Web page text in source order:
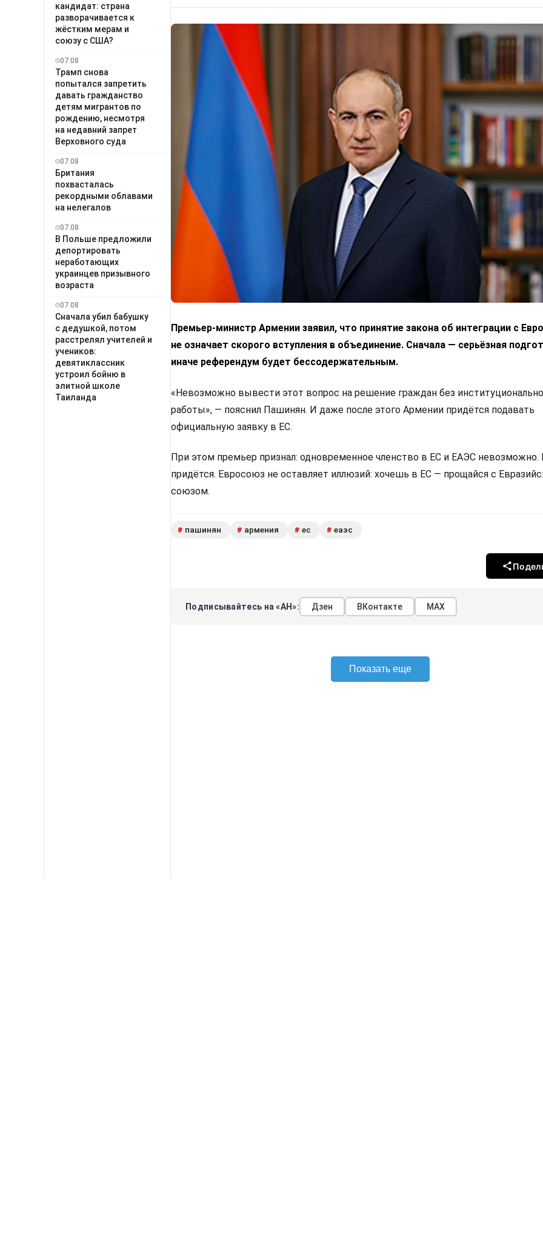
кандидат: страна
разворачивается к
жёстким мерам и
союзу с США?
07.08
Трамп снова
попытался запретить
давать гражданство
детям мигрантов по
рождению, несмотря
на недавний запрет
Верховного суда
07.08
Британия
похвасталась
рекордными облавами
на нелегалов
07.08
В Польше предложили
депортировать
неработающих
украинцев призывного
возраста
07.08
Сначала убил бабушку
с дедушкой, потом
расстрелял учителей и
учеников:
девятиклассник
устроил бойню в
элитной школе
Таиланда
Премьер-министр Армении заявил, что принятие закона об интеграции с
не означает скорого вступления в объединение. Сначала — серьёзная
иначе референдум будет бессодержательным.
«Невозможно вывести этот вопрос на решение граждан без
работы», — пояснил Пашинян. И даже после этого Армении придётся подавать
официальную заявку в ЕС.
При этом премьер признал: одновременное членство в ЕС и ЕАЭС невозможно.
придётся. Евросоюз не оставляет иллюзий: хочешь в ЕС — прощайся с
союзом.
# пашинян # армения # ес # еаэс
Подписывайтесь на «АН»: Дзен ВКонтакте МАХ
Показать еще